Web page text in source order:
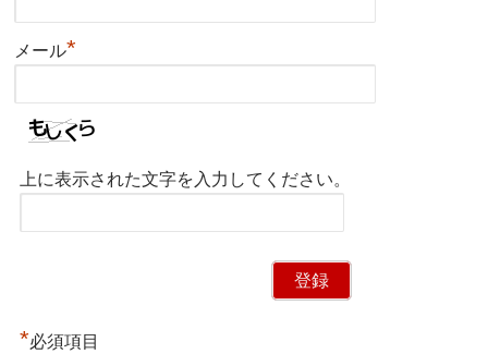
メール*
上に表示された文字を入力してください。
*必須項目